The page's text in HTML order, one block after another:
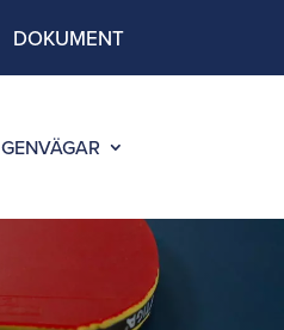
DOKUMENT
GENVÄGAR